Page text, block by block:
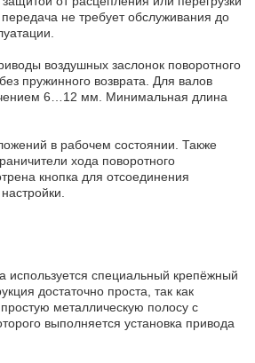
не требует обслуживания до
воздушных заслонок поворотного
пружинного возврата. Для валов
6…12 мм. Минимальная длина
в рабочем состоянии. Также
хода поворотного
кнопка для отсоединения
используется специальный крепёжный
достаточно проста, так как
металлическую полосу с
выполняется установка привода